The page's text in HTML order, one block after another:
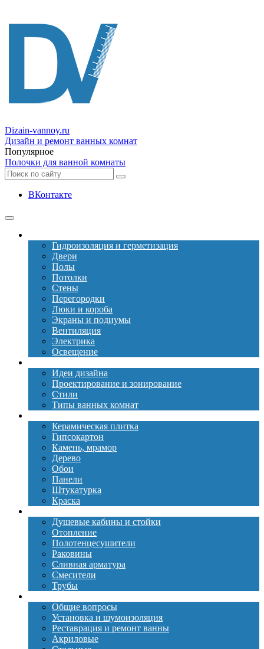
Dizain-vannoy.ru
Дизайн и ремонт ванных комнат
Популярное
Полочки для ванной комнаты
ВКонтакте
Гидроизоляция и герметизация
Двери
Полы
Потолки
Стены
Перегородки
Люки и короба
Экраны и подиумы
Вентиляция
Электрика
Освещение
Идеи дизайна
Проектирование и зонирование
Стили
Типы ванных комнат
Керамическая плитка
Гипсокартон
Камень, мрамор
Дерево
Обои
Панели
Штукатурка
Краска
Душевые кабины и стойки
Отопление
Полотенцесушители
Раковины
Сливная арматура
Смесители
Трубы
Общие вопросы
Установка и шумоизоляция
Реставрация и ремонт ванны
Акриловые